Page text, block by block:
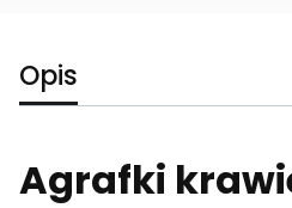
Opis
Agrafki